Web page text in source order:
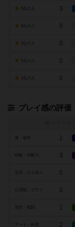
3
0
0
0
0
プレイ感の評価
1
戦略・判断力 3
0
0
1
アート・外見 2